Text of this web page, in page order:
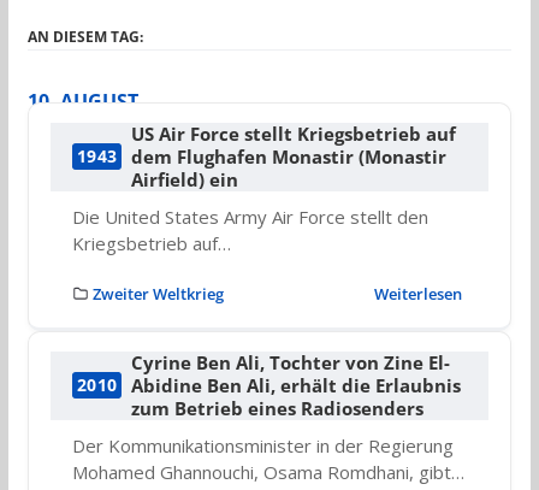
AN DIESEM TAG:
10. AUGUST
1943
US Air Force stellt Kriegsbetrieb auf
dem Flughafen Monastir (Monastir
Airfield) ein
Die United States Army Air Force stellt den
Kriegsbetrieb auf…
Zweiter Weltkrieg Weiterlesen
2010
Cyrine Ben Ali, Tochter von Zine El-
Abidine Ben Ali, erhält die Erlaubnis
zum Betrieb eines Radiosenders
Der Kommunikationsminister in der Regierung
Mohamed Ghannouchi, Osama Romdhani, gibt…